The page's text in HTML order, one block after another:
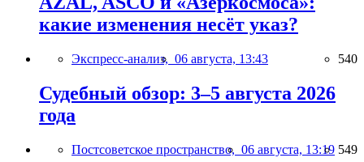
какие изменения несёт указ?
Экспресс-анализ, 06 августа, 13:43 540
Судебный обзор: 3–5 августа 2026
года
Постсоветское пространство, 06 августа, 13:19 549